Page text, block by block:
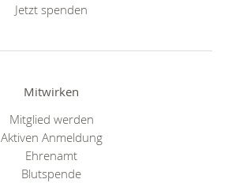
Jetzt spenden
Mitwirken
Mitglied werden
Aktiven Anmeldung
Ehrenamt
Blutspende